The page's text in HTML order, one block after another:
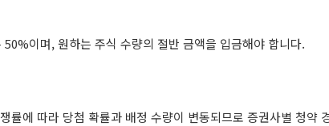
이며, 원하는 주식 수량의 절반 금액을 입금해야 합니다.
에 따라 당첨 확률과 배정 수량이 변동되므로 증권사별 청약